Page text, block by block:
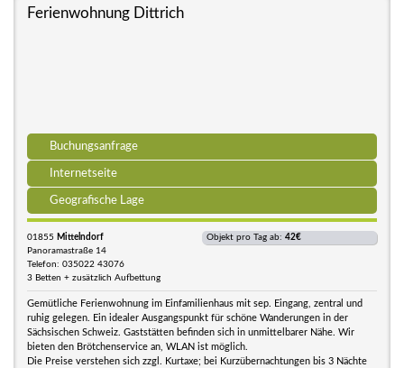
Ferienwohnung Dittrich
Buchungsanfrage
Internetseite
Geografische Lage
01855 Mittelndorf
Panoramastraße 14
Telefon: 035022 43076
3 Betten + zusätzlich Aufbettung
Objekt pro Tag ab: 42€
Gemütliche Ferienwohnung im Einfamilienhaus mit sep. Eingang, zentral und
ruhig gelegen. Ein idealer Ausgangspunkt für schöne Wanderungen in der
Sächsischen Schweiz. Gaststätten befinden sich in unmittelbarer Nähe. Wir
bieten den Brötchenservice an, WLAN ist möglich.
Die Preise verstehen sich zzgl. Kurtaxe; bei Kurzübernachtungen bis 3 Nächte